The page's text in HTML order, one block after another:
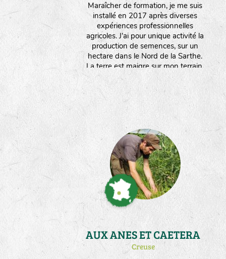
Maraîcher de formation, je me suis
installé en 2017 après diverses
expériences professionnelles
agricoles. J'ai pour unique activité la
production de semences, sur un
hectare dans le Nord de la Sarthe.
La terre est maigre sur mon terrain,
ce qui permet d'orienter
naturellement la rusticité des
souches de fleurs et de légumes qui
me sont confiées. J'ai expérimenté
dans mon parcours des techniques
permacoles et je suis sensible à la
Biodynamie; j'utilise aujourd'hui
l'approche Herody pour me guider
dans la fertilisation et le travail du
sol. Après avoir été salarié de
Germinance il y a une dizaine
d'années, je suis heureux de
contribuer encore à l'aventure par
des compétences que j'y ai acquises.
AUX ANES ET CAETERA
Creuse